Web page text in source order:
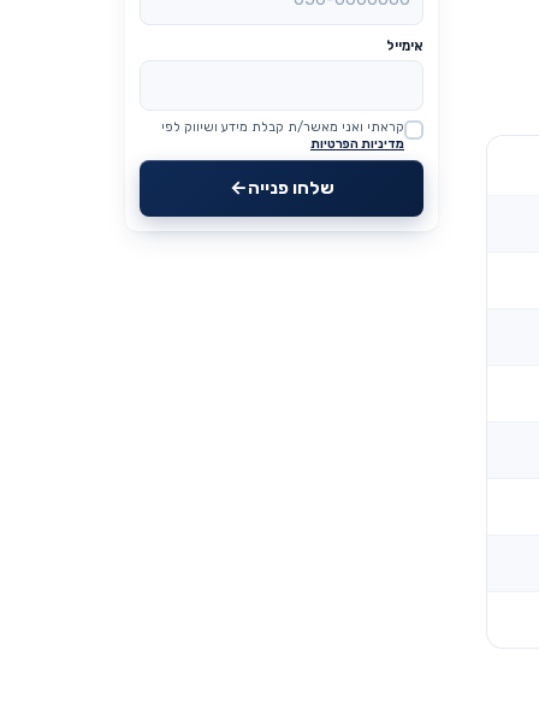
אימייל
Website
קראתי ואני מאשר/ת קבלת מידע ושיווק לפי
מדיניות הפרטיות
שלחו פנייה